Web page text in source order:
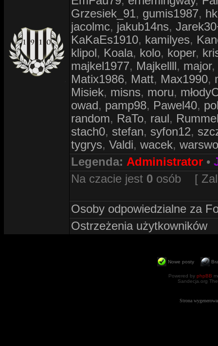
Grzesiek_91, gumis1987,
jacolmc, jakub14ns,
KaKaEs1910, kamilyes,
klipol, Koala, kolo, koper,
majkel1977, Majkellll, major,
Matix1986, Matt, Max1990,
Misiek, misns, moru,
owad, pamp98, Pawel40,
random, RaTo, raul,
stach0, stefan, syfon12,
tygrys, Valdi, wacek,
Legenda: Administrator •
Na czacie jest 0 osób [
Osoby odpowiedzialne za
Ostrzeżenia użytkowników
Nowe posty
Powered by phpBB
Sandecja.org
Strona